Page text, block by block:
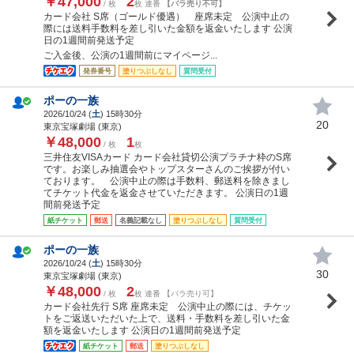
/ 枚 枚 連番 【バラ売り不可】
カード会社 S席（ゴールド優遇） 座席未定 公演中止の
際には送料手数料を差し引いた金額を返金いたします 公演
日の1週間前発送予定
ご入金後、公演の1週間前にマイページ...
発券番号 塗りつぶしなし 質問受付
ポーの一族
2026/10/24 (土) 15時30分
東京宝塚劇場 (東京)
￥48,000 / 枚 1枚
三井住友VISAカード カード会社貸切公演プラチナ枠のS席
です。お楽しみ抽選会やトップスターさんのご挨拶が付い
ております。 公演中止の際は手数料、郵送料を除きまし
てチケット代金を返金させていただきます。 公演日の1週
間前発送予定
紙チケット 郵送 名義記載なし 塗りつぶしなし 質問受付
20
ポーの一族
2026/10/24 (土) 15時30分
東京宝塚劇場 (東京)
￥48,000 / 枚 2枚 連番 【バラ売り可】
カード会社先行 S席 座席未定 公演中止の際には、チケッ
トをご返送いただいた上で、送料・手数料を差し引いた金
額を返金いたします 公演日の1週間前発送予定
紙チケット 郵送 塗りつぶしなし
30